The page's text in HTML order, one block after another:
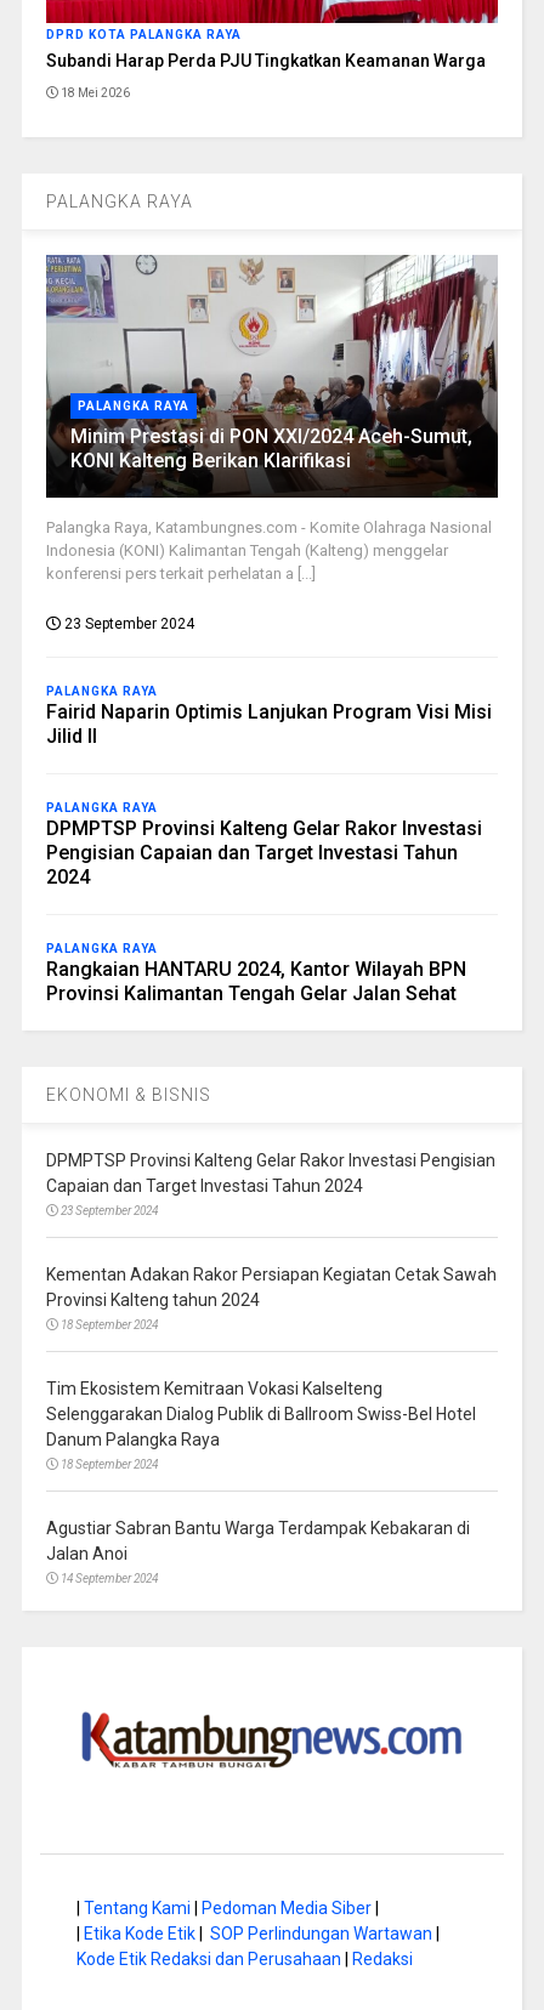
DPRD KOTA PALANGKA RAYA
Subandi Harap Perda PJU Tingkatkan Keamanan Warga
18 Mei 2026
PALANGKA RAYA
PALANGKA RAYA
Minim Prestasi di PON XXI/2024 Aceh-Sumut,
KONI Kalteng Berikan Klarifikasi
Palangka Raya, Katambungnes.com - Komite Olahraga Nasional
Indonesia (KONI) Kalimantan Tengah (Kalteng) menggelar
konferensi pers terkait perhelatan a [...]
23 September 2024
PALANGKA RAYA
Fairid Naparin Optimis Lanjukan Program Visi Misi
Jilid II
PALANGKA RAYA
DPMPTSP Provinsi Kalteng Gelar Rakor Investasi
Pengisian Capaian dan Target Investasi Tahun
2024
PALANGKA RAYA
Rangkaian HANTARU 2024, Kantor Wilayah BPN
Provinsi Kalimantan Tengah Gelar Jalan Sehat
EKONOMI & BISNIS
DPMPTSP Provinsi Kalteng Gelar Rakor Investasi Pengisian
Capaian dan Target Investasi Tahun 2024
23 September 2024
Kementan Adakan Rakor Persiapan Kegiatan Cetak Sawah
Provinsi Kalteng tahun 2024
18 September 2024
Tim Ekosistem Kemitraan Vokasi Kalselteng
Selenggarakan Dialog Publik di Ballroom Swiss-Bel Hotel
Danum Palangka Raya
18 September 2024
Agustiar Sabran Bantu Warga Terdampak Kebakaran di
Jalan Anoi
14 September 2024
Tentang Kami Pedoman Media Siber|
Etika Kode Etik| SOP Perlindungan Wartawan
Kode Etik Redaksi dan Perusahaan
Redaksi